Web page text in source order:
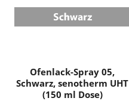
Ofenlack-Spray 05,
Schwarz, senotherm UHT
(150 ml Dose)